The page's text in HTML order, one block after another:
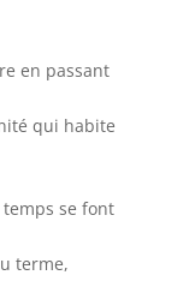
en passant
qui habite
se font
terme,